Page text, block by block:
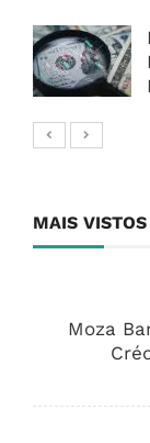
MAIS VISTOS
Moza